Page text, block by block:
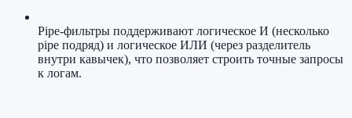
Pipe-фильтры поддерживают логическое И (несколько
pipe подряд) и логическое ИЛИ (через разделитель
внутри кавычек), что позволяет строить точные запросы
к логам.